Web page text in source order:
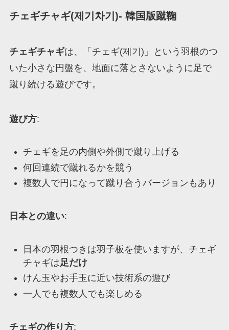
チェギチャギ(제기차기)- 韓国版蹴鞠
チェギチャギは、「チェギ(제기)」という羽根のつ
いた小さな円盤を、地面に落とさないように足で
蹴り続ける遊びです。
遊び方:
チェギを足の内側や外側で蹴り上げる
何回連続で蹴れるかを競う
複数人で円になって蹴り合うバージョンもあり
日本との違い:
日本の羽根つきは羽子板を使いますが、チェギ
チャギは足だけ
けん玉やお手玉に近い技術系の遊び
一人でも複数人でも楽しめる
チェギの作り方: